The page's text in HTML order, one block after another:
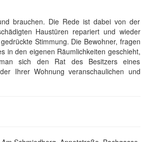
brauchen. Die Rede ist dabei von der
Haustüren repariert und wieder
Stimmung. Die Bewohner, fragen
in den eigenen Räumlichkeiten geschieht,
sich den Rat des Besitzers eines
Ihrer Wohnung veranschaulichen und